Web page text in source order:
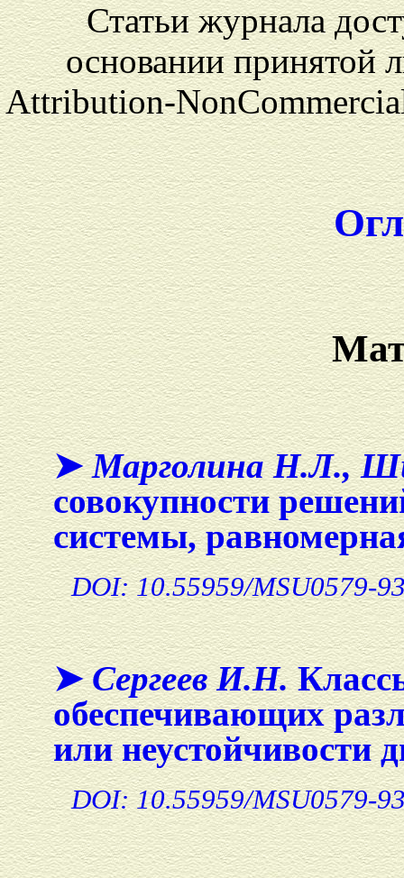
Статьи журнала
основании принятой
Attribution-
➤Марголина Н.Л.,
совокупности
системы,
DOI: 10.55959/MSU0579-
➤Сергеев И.Н.
обеспечивающих
или неустойчивости
DOI: 10.55959/MSU0579-